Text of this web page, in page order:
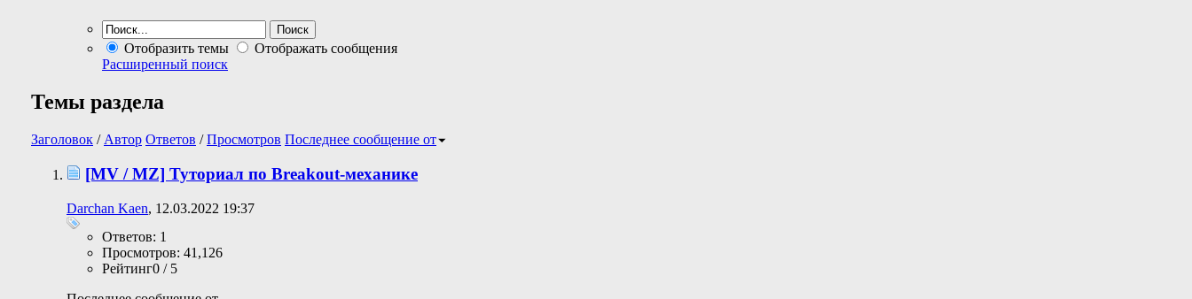
Отобразить темы
Отображать сообщения
Расширенный поиск
Темы раздела
Заголовок / Автор Ответов /Просмотров Последнее сообщение от
[MV / MZ] Туториал по Breakout-механике
Darchan Kaen, 12.03.2022 19:37
Ответов: 1
Просмотров: 41,126
Рейтинг0 / 5